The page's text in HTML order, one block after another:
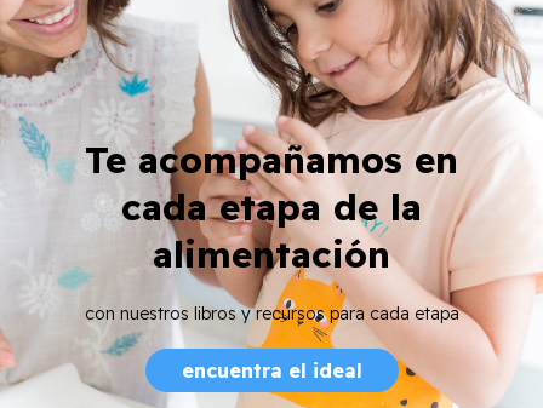
Te acompañamos en
cada etapa de la
alimentación
con nuestros libros y recursos para cada etapa
encuentra el ideal